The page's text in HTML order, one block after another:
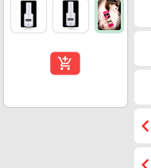
chevron_left
add_shopping_cart